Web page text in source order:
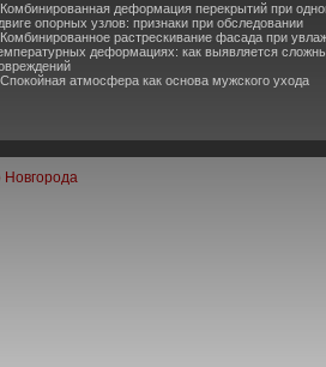
Комбинированная деформация перекрытий при
опорных узлов: признаки при обследовании
Комбинированное растрескивание фасада при
деформациях: как выявляется
Спокойная атмосфера как основа мужского ухода